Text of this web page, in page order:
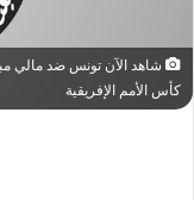
كأس الأمم الإفريقية